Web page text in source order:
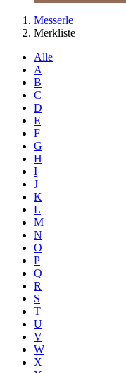
Messerle
Merkliste
Alle
A
B
C
D
E
F
G
H
I
J
K
L
M
N
O
P
Q
R
S
T
U
V
W
X